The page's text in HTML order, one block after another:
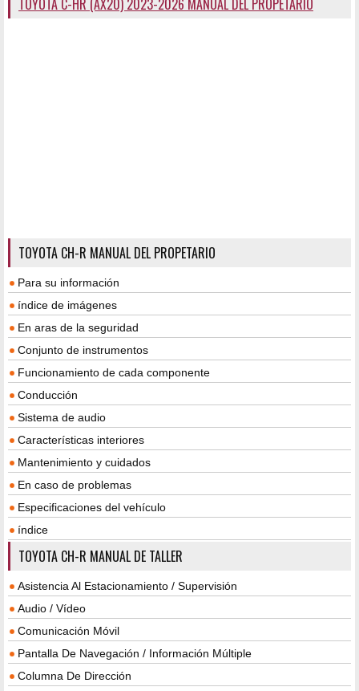
TOYOTA C-HR (AX20) 2023-2026 MANUAL DEL PROPETARIO
TOYOTA CH-R MANUAL DEL PROPETARIO
Para su información
índice de imágenes
En aras de la seguridad
Conjunto de instrumentos
Funcionamiento de cada componente
Conducción
Sistema de audio
Características interiores
Mantenimiento y cuidados
En caso de problemas
Especificaciones del vehículo
índice
TOYOTA CH-R MANUAL DE TALLER
Asistencia Al Estacionamiento / Supervisión
Audio / Vídeo
Comunicación Móvil
Pantalla De Navegación / Información Múltiple
Columna De Dirección